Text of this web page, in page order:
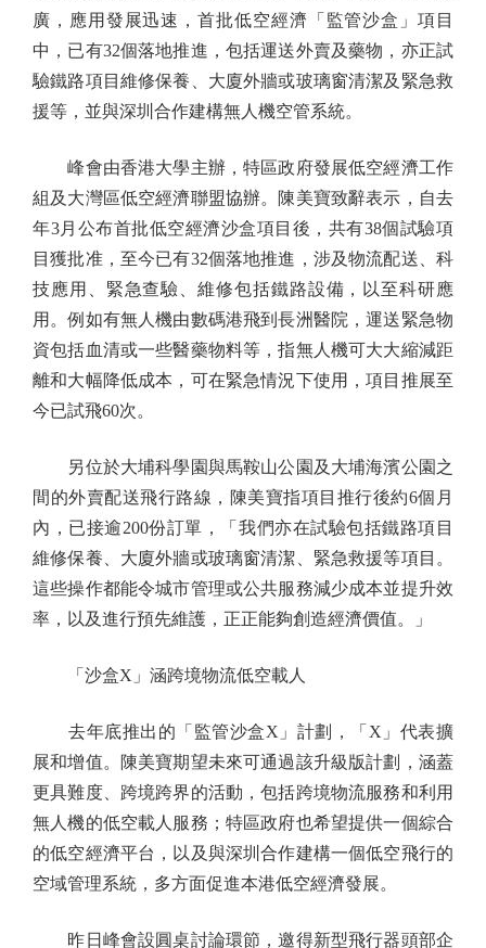
廣，應用發展迅速，首批低空經濟「監管沙盒」項目
中，已有32個落地推進，包括運送外賣及藥物，亦正試
驗鐵路項目維修保養、大廈外牆或玻璃窗清潔及緊急救
援等，並與深圳合作建構無人機空管系統。
峰會由香港大學主辦，特區政府發展低空經濟工作
組及大灣區低空經濟聯盟協辦。陳美寶致辭表示，自去
年3月公布首批低空經濟沙盒項目後，共有38個試驗項
目獲批准，至今已有32個落地推進，涉及物流配送、科
技應用、緊急查驗、維修包括鐵路設備，以至科研應
用。例如有無人機由數碼港飛到長洲醫院，運送緊急物
資包括血清或一些醫藥物料等，指無人機可大大縮減距
離和大幅降低成本，可在緊急情況下使用，項目推展至
今已試飛60次。
另位於大埔科學園與馬鞍山公園及大埔海濱公園之
間的外賣配送飛行路線，陳美寶指項目推行後約6個月
內，已接逾200份訂單，「我們亦在試驗包括鐵路項目
維修保養、大廈外牆或玻璃窗清潔、緊急救援等項目。
這些操作都能令城市管理或公共服務減少成本並提升效
率，以及進行預先維護，正正能夠創造經濟價值。」
「沙盒X」涵跨境物流低空載人
去年底推出的「監管沙盒X」計劃，「X」代表擴
展和增值。陳美寶期望未來可通過該升級版計劃，涵蓋
更具難度、跨境跨界的活動，包括跨境物流服務和利用
無人機的低空載人服務；特區政府也希望提供一個綜合
的低空經濟平台，以及與深圳合作建構一個低空飛行的
空域管理系統，多方面促進本港低空經濟發展。
昨日峰會設圓桌討論環節，邀得新型飛行器頭部企